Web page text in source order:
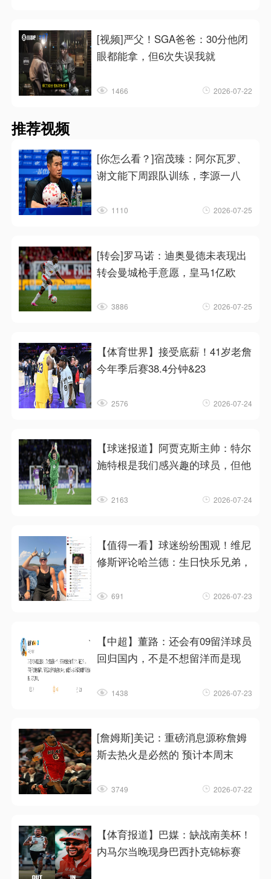
[视频]严父！SGA爸爸：30分他闭
眼都能拿，但6次失误我就
1466 2026-07-22
推荐视频
[你怎么看？]宿茂臻：阿尔瓦罗、
谢文能下周跟队训练，李源一八
1110 2026-07-25
[转会]罗马诺：迪奥曼德未表现出
转会曼城枪手意愿，皇马1亿欧
3886 2026-07-25
【体育世界】接受底薪！41岁老詹
今年季后赛38.4分钟&23
2576 2026-07-24
【球迷报道】阿贾克斯主帅：特尔
施特根是我们感兴趣的球员，但他
2163 2026-07-24
【值得一看】球迷纷纷围观！维尼
修斯评论哈兰德：生日快乐兄弟，
691 2026-07-23
【中超】董路：还会有09留洋球员
回归国内，不是不想留洋而是现
1438 2026-07-23
[詹姆斯]美记：重磅消息源称詹姆
斯去热火是必然的 预计本周末
3749 2026-07-22
【体育报道】巴媒：缺战南美杯！
内马尔当晚现身巴西扑克锦标赛